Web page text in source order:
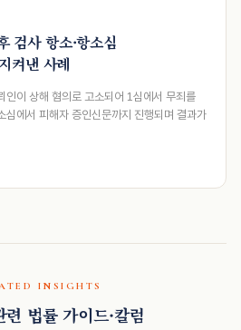
검사 항소·항소심
켜낸 사례
이 상해 혐의로 고소되어 1심에서 무죄를
심에서 피해자 증인신문까지 진행되며 결과가
INSIGHTS
련 법률 가이드·칼럼